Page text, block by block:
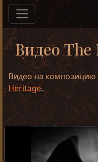
Видео The
Видео на композицию
Heritage.